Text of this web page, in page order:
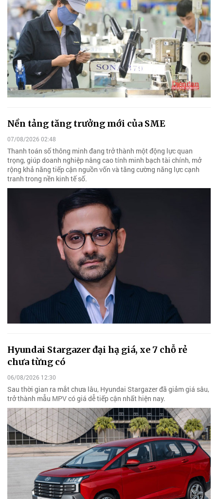
Nền tảng tăng trưởng mới của SME
07/08/2026 02:48
Thanh toán số thông minh đang trở thành một động lực quan
trọng, giúp doanh nghiệp nâng cao tính minh bạch tài chính, mở
rộng khả năng tiếp cận nguồn vốn và tăng cường năng lực cạnh
tranh trong nền kinh tế số.
Hyundai Stargazer đại hạ giá, xe 7 chỗ rẻ
chưa từng có
06/08/2026 12:30
Sau thời gian ra mắt chưa lâu, Hyundai Stargazer đã giảm giá sâu,
trở thành mẫu MPV có giá dễ tiếp cận nhất hiện nay.